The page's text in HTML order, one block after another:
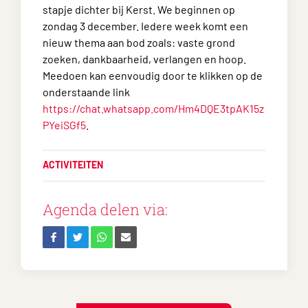
stapje dichter bij Kerst. We beginnen op
zondag 3 december. Iedere week komt een
nieuw thema aan bod zoals: vaste grond
zoeken, dankbaarheid, verlangen en hoop.
Meedoen kan eenvoudig door te klikken op de
onderstaande link
https://chat.whatsapp.com/Hm4DQE3tpAK15z
PYeiSGf5
ACTIVITEITEN
Agenda delen via: